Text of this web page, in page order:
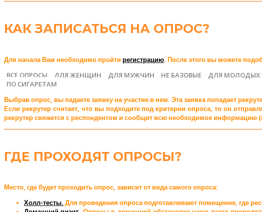
КАК ЗАПИСАТЬСЯ НА ОПРОС?
Для начала Вам необходимо пройти регистрацию. После этого вы можете
ВСЕ ОПРОСЫ ДЛЯ ЖЕНЩИН ДЛЯ МУЖЧИН НЕ БАЗОВЫЕ ДЛЯ МОЛОДЫХ
ПО СИГАРЕТАМ
Выбрав опрос, вы падаете заявку на участие в нем. Эта заявка попадает
Если рекрутер считает, что вы подходите под критерии опроса, то он
рекрутер свяжется с респондентом и сообщит всю необходимое информацию
ГДЕ ПРОХОДЯТ ОПРОСЫ?
Место, где будет проходить опрос, зависит от вида самого опроса:
Холл-тесты. Для проведения опроса подготавливают помещение, где